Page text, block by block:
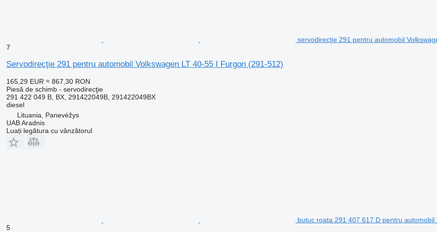
servodirecţie 291 pentru automobil
7
Servodirecţie 291 pentru automobil Volkswagen LT 40-55 I Furgon (291-512)
165,29 EUR ≈ 867,30 RON
Piesă de schimb - servodirecţie
291 422 049 B, BX, 291422049B, 291422049BX
diesel
Lituania, Panevėžys
UAB Aradnis
Luați legătura cu vânzătorul
butuc roata 291 407 617 D pentru automobil
5